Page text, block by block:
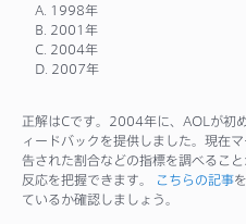
A. 1998年
B. 2001年
C. 2004年
D. 2007年
正解はCです。2004年に、AOLが
ィードバックを提供しました。現在
告された割合などの指標を調べるこ
反応を把握できます。
こちらの記事
ているか確認しましょう。